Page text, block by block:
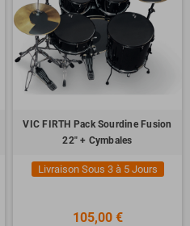
VIC FIRTH Pack Sourdine Fusion
22" + Cymbales
Livraison Sous 3 à 5 Jours
105,00 €